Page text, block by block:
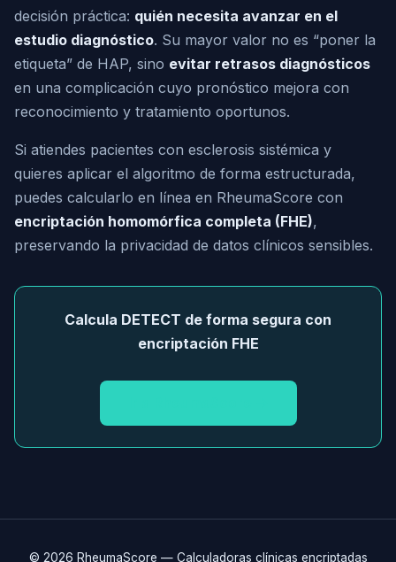
decisión práctica: quién necesita avanzar en el
estudio diagnóstico. Su mayor valor no es “poner la
etiqueta” de HAP, sino evitar retrasos diagnósticos
en una complicación cuyo pronóstico mejora con
reconocimiento y tratamiento oportunos.
Si atiendes pacientes con esclerosis sistémica y
quieres aplicar el algoritmo de forma estructurada,
puedes calcularlo en línea en RheumaScore con
encriptación homomórfica completa (FHE),
preservando la privacidad de datos clínicos sensibles.
Calcula DETECT de forma segura con
encriptación FHE
© 2026 RheumaScore — Calculadoras clínicas encriptadas